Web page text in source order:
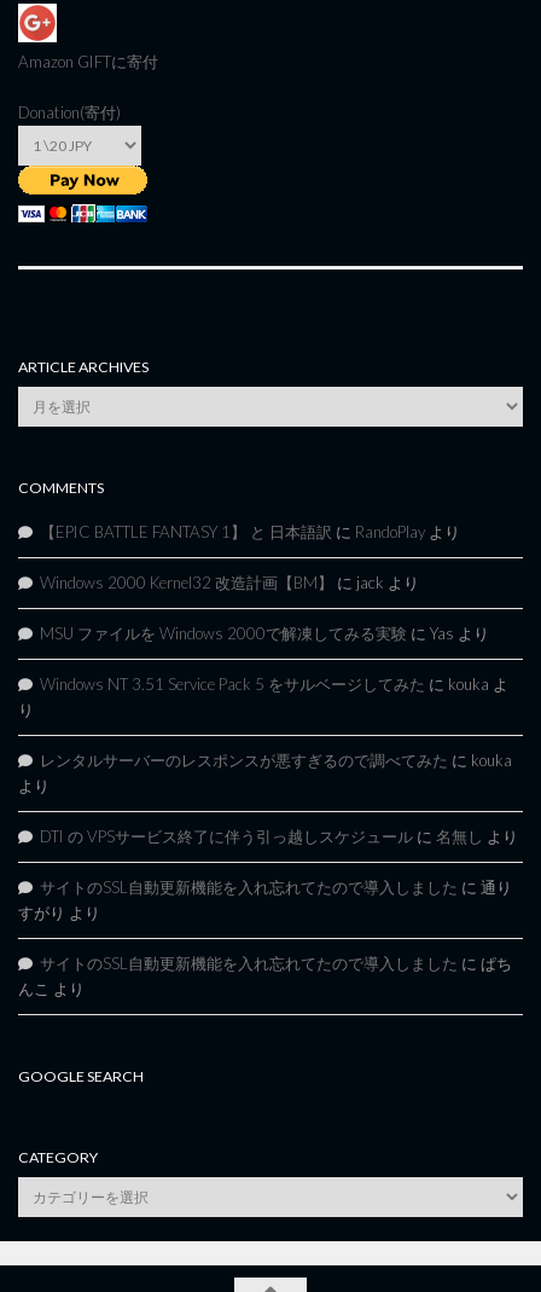
Amazon GIFTに寄付
Donation(寄付)
ARTICLE ARCHIVES
Article
Archives
COMMENTS
【EPIC BATTLE FANTASY 1】 と 日本語訳 に RandoPlay より
Windows 2000 Kernel32 改造計画【BM】 に jack より
MSU ファイルを Windows 2000で解凍してみる実験 に Yas より
Windows NT 3.51 Service Pack 5 をサルベージしてみた に kouka よ
り
レンタルサーバーのレスポンスが悪すぎるので調べてみた に kouka
より
DTI の VPSサービス終了に伴う引っ越しスケジュール に 名無し より
サイトのSSL自動更新機能を入れ忘れてたので導入しました に 通り
すがり より
サイトのSSL自動更新機能を入れ忘れてたので導入しました に ぱち
んこ より
GOOGLE SEARCH
CATEGORY
category